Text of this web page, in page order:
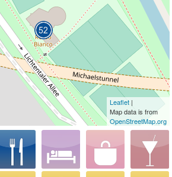
Leaflet|
Map data is from
OpenStreetMap.org